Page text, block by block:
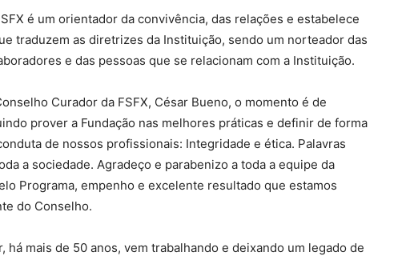
é um orientador da convivência, das relações e estabelece
traduzem as diretrizes da Instituição, sendo um norteador das
e das pessoas que se relacionam com a Instituição.
Curador da FSFX, César Bueno, o momento é de
prover a Fundação nas melhores práticas e definir de forma
de nossos profissionais: Integridade e ética. Palavras
a sociedade. Agradeço e parabenizo a toda a equipe da
Programa, empenho e excelente resultado que estamos
do Conselho.
há mais de 50 anos, vem trabalhando e deixando um legado de